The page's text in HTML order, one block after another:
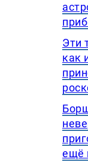
Эти
как
ещё